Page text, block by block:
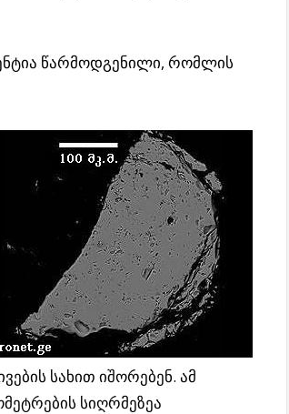
წარმოდგენილი, რომლის
სახით იშორებენ. ამ
სიღრმეზეა